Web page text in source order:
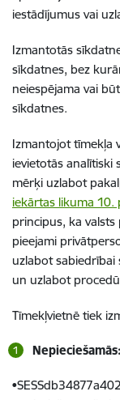
iestādījumus vai
Izmantotās
sīkdatnes, bez
neiespējama vai
sīkdatnes.
Izmantojot tīmekļa
ievietotās analītiski
mērķi uzlabot
iekārtas likuma 10.
principus, ka
pieejami
uzlabot
un uzlabot
Tīmekļvietnē tiek
Nepieciešamās: